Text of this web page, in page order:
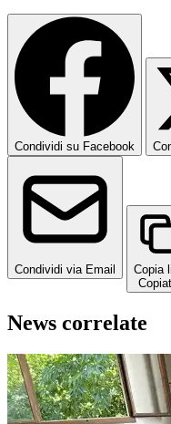
Condividi su Facebook
Condividi via Email
Copia
News correlate